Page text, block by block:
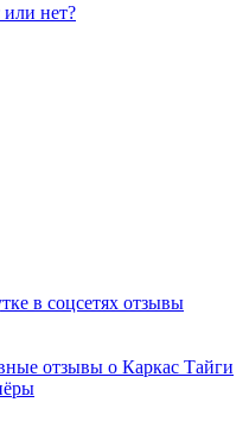
или нет?
в соцсетях отзывы
отзывы о Каркас Тайги